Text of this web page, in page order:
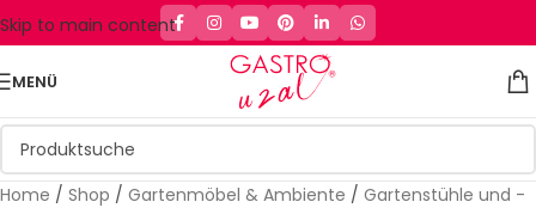
Skip to main content
MENÜ
Home / Shop / Gartenmöbel & Ambiente / Gartenstühle und -